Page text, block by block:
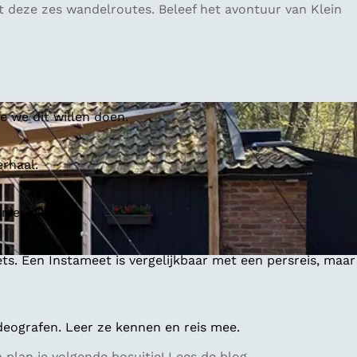
we dit willen doen.
dit kan.
Een Instameet is vergelijkbaar met een persreis, maar
Leer ze kennen en reis mee.
zes wandelroutes. Beleef het avontuur van Klein